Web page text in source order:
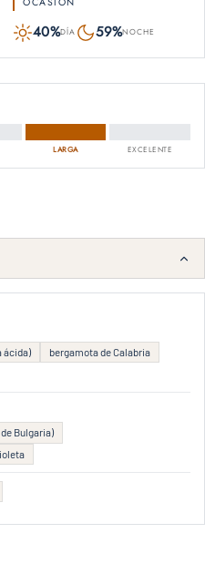
40%DÍA 59%NOCHE
LARGA EXCELENTE
ácida)
bergamota de Calabria
Bulgaria)